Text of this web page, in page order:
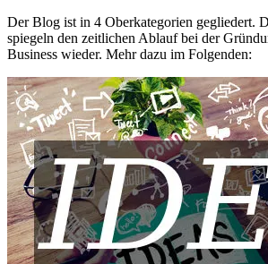
Der Blog ist in 4 Oberkategorien gegliedert.
spiegeln den zeitlichen Ablauf bei der
Business wieder. Mehr dazu im Folgenden: